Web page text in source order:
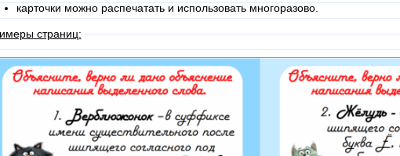
карточки можно распечатать и использовать многоразово.
страниц: